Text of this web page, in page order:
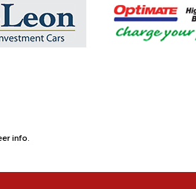
info.